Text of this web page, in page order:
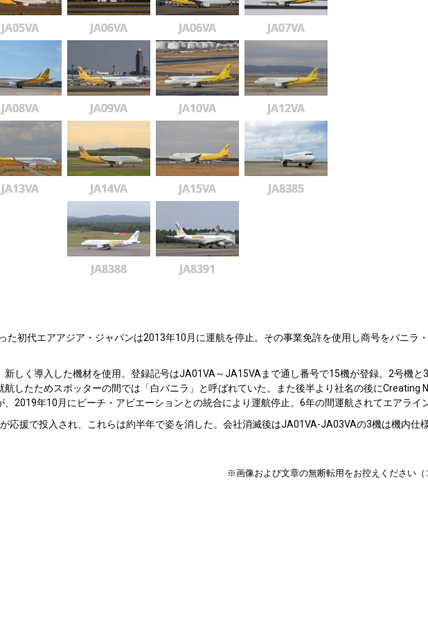
JA05VA JA06VA JA06VA JA07VA
JA08VA JA09VA JA10VA JA12VA
JA13VA JA14VA JA15VA JA8385
JA8388 JA8391
初代エアアジア・ジャパンは2013年10月に運航を停止。その事業免許を使用し商号をバニラ
しく導入した機材を使用。登録記号はJA01VA～JA15VAまで通し番号で15機が登録。2号機と
したためスポッターの間では「白バニラ」と呼ばれていた。また後半より社名の後にCreating
2019年10月にピーチ・アビエーションとの統合により運航停止。6年の間運航されてエアライ
援で投入され、これらは約半年で姿を消した。会社消滅後はJA01VA-JA03VAの3機は機内仕
※画像および文章の無断転用をお控えください（